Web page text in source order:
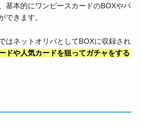
基本的にワンピースカードのBOXやパ
できます。
はネットオリパとしてBOXに収録され
ドや人気カードを狙ってガチャをする